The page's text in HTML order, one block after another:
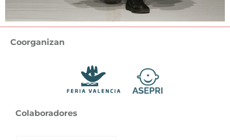
Coorganizan
Colaboradores